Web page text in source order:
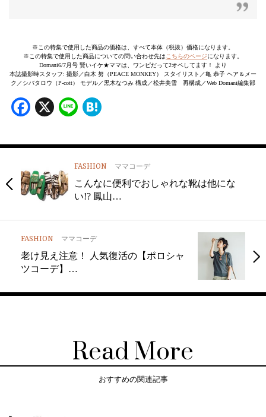
※この特集で使用した商品の価格は、すべて本体（税抜）価格になります。
※この特集で使用した商品についての問い合わせ先は こちらのページになります。
Domani6/7月号 賢いイケ★ママは、ワンピだって2オペしてます！ より
本誌撮影時スタッフ: 撮影／白木 努（PEACE MONKEY） スタイリスト／亀 恭子 ヘア＆メー
ク／シバタロウ（P-cott） モデル／黒木なつみ 構成／松井美雪 再構成／Web Domani編集部
Facebook
X Line
FASHION ママコーデ
こんなに便利でおしゃれな靴は他にな
い!? 鳳山…
FASHION ママコーデ
老け見え注意！ 人気復活の【ポロシャ
ツコーデ】…
Read More
おすすめの関連記事